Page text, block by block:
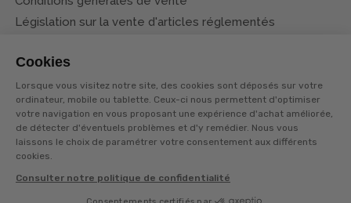
Cookies
Lorsque vous visitez notre site, des cookies sont déposés sur votre
ordinateur, mobile ou tablette. Ceux-ci nous permettent d'optimiser
votre navigation en vous proposant une expérience d'achat améliorée,
de détecter d'éventuels problèmes et d'y remédier. Nous vous
laissons le choix de paramétrer votre consentement aux différents
cookies.
Consulter notre politique de confidentialité
Législation sur la vente d'articles réglementés
Conditions de nos offres
Suivez-nous
© Terres et eaux 2026
Mentions légales